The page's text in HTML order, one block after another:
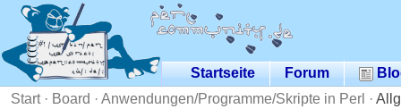
Startseite Forum
Start· Board · Anwendungen/Programme/Skripte in Perl ·